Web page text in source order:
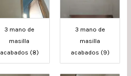
3 mano de
masilla
acabados (8)
3 mano de
masilla
acabados (9)